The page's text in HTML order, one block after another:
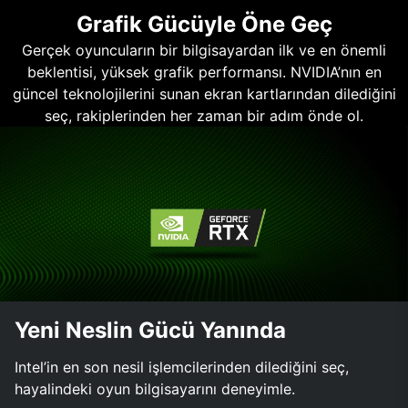
Grafik Gücüyle Öne Geç
Gerçek oyuncuların bir bilgisayardan ilk ve en önemli
beklentisi, yüksek grafik performansı. NVIDIA’nın en
güncel teknolojilerini sunan ekran kartlarından dilediğini
seç, rakiplerinden her zaman bir adım önde ol.
Yeni Neslin Gücü Yanında
Intel’in en son nesil işlemcilerinden dilediğini seç,
hayalindeki oyun bilgisayarını deneyimle.